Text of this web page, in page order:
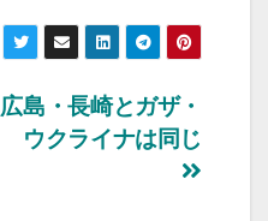
広島・長崎とガザ・
ウクライナは同じ